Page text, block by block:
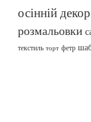
осінній декор
розмальовки
текстиль торт фетр